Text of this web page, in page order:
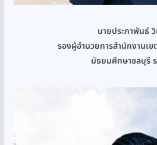
นายประภาพันธ์ วิ
รองผู้อำนวยการสำนักงานเ
มัธยมศึกษาชลบุรี